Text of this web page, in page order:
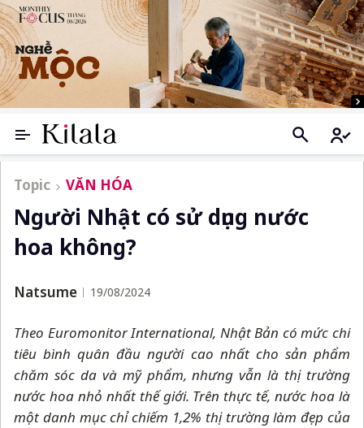
Topic VĂN HÓA
Người Nhật có sử dụng nước
hoa không?
Natsume 19/08/2024
Theo Euromonitor International, Nhật Bản có mức chi
tiêu bình quân đầu người cao nhất cho sản phẩm
chăm sóc da và mỹ phẩm, nhưng vẫn là thị trường
nước hoa nhỏ nhất thế giới. Trên thực tế, nước hoa là
một danh mục chỉ chiếm 1,2% thị trường làm đẹp của